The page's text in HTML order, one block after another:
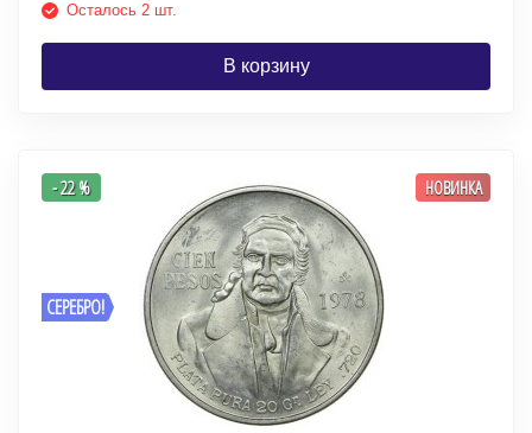
Осталось 2 шт.
В корзину
СЕРЕБРО!
- 22 % НОВИНКА